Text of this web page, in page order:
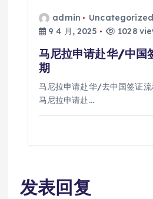
admin
Uncategorized
9 4 月, 2025
1028
马尼拉申请赴华/中国
期
马尼拉申请赴华/去中国签证
马尼拉申请赴…
发表回复